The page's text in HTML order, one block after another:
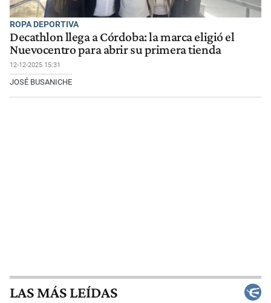
ROPA DEPORTIVA
Decathlon llega a Córdoba: la marca eligió el
Nuevocentro para abrir su primera tienda
12-12-2025 15:31
JOSÉ BUSANICHE
LAS MÁS LEÍDAS